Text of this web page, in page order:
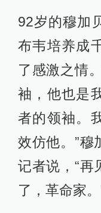
92岁的穆加
布韦培养成
了感激之情
袖，他也是
者的领袖。
效仿他。”穆
记者说，“再
了，革命家。